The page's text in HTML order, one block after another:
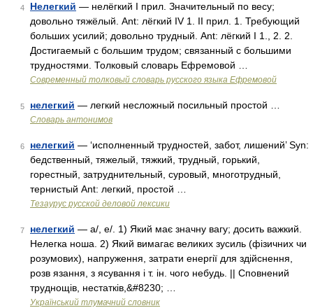
4 Нелегкий — нелёгкий I прил. Значительный по весу;
довольно тяжёлый. Ant: лёгкий IV 1. II прил. 1. Требующий
больших усилий; довольно трудный. Ant: лёгкий I 1., 2. 2.
Достигаемый с большим трудом; связанный с большими
трудностями. Толковый словарь Ефремовой …
Современный толковый словарь русского языка Ефремовой
5 нелегкий — легкий несложный посильный простой …
Словарь антонимов
6 нелегкий — ‘исполненный трудностей, забот, лишений’ Syn:
бедственный, тяжелый, тяжкий, трудный, горький,
горестный, затруднительный, суровый, многотрудный,
тернистый Ant: легкий, простой …
Тезаурус русской деловой лексики
7 нелегкий — а/, е/. 1) Який має значну вагу; досить важкий.
Нелегка ноша. 2) Який вимагає великих зусиль (фізичних чи
розумових), напруження, затрати енергії для здійснення,
розв язання, з ясування і т. ін. чого небудь. || Сповнений
труднощів, нестатків,&#8230; …
Український тлумачний словник